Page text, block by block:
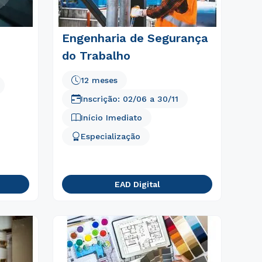
Engenharia de Segurança
do Trabalho
Início Imediato
12 meses
Especialização
Inscrição: 02/06 a 30/11
EAD Digital